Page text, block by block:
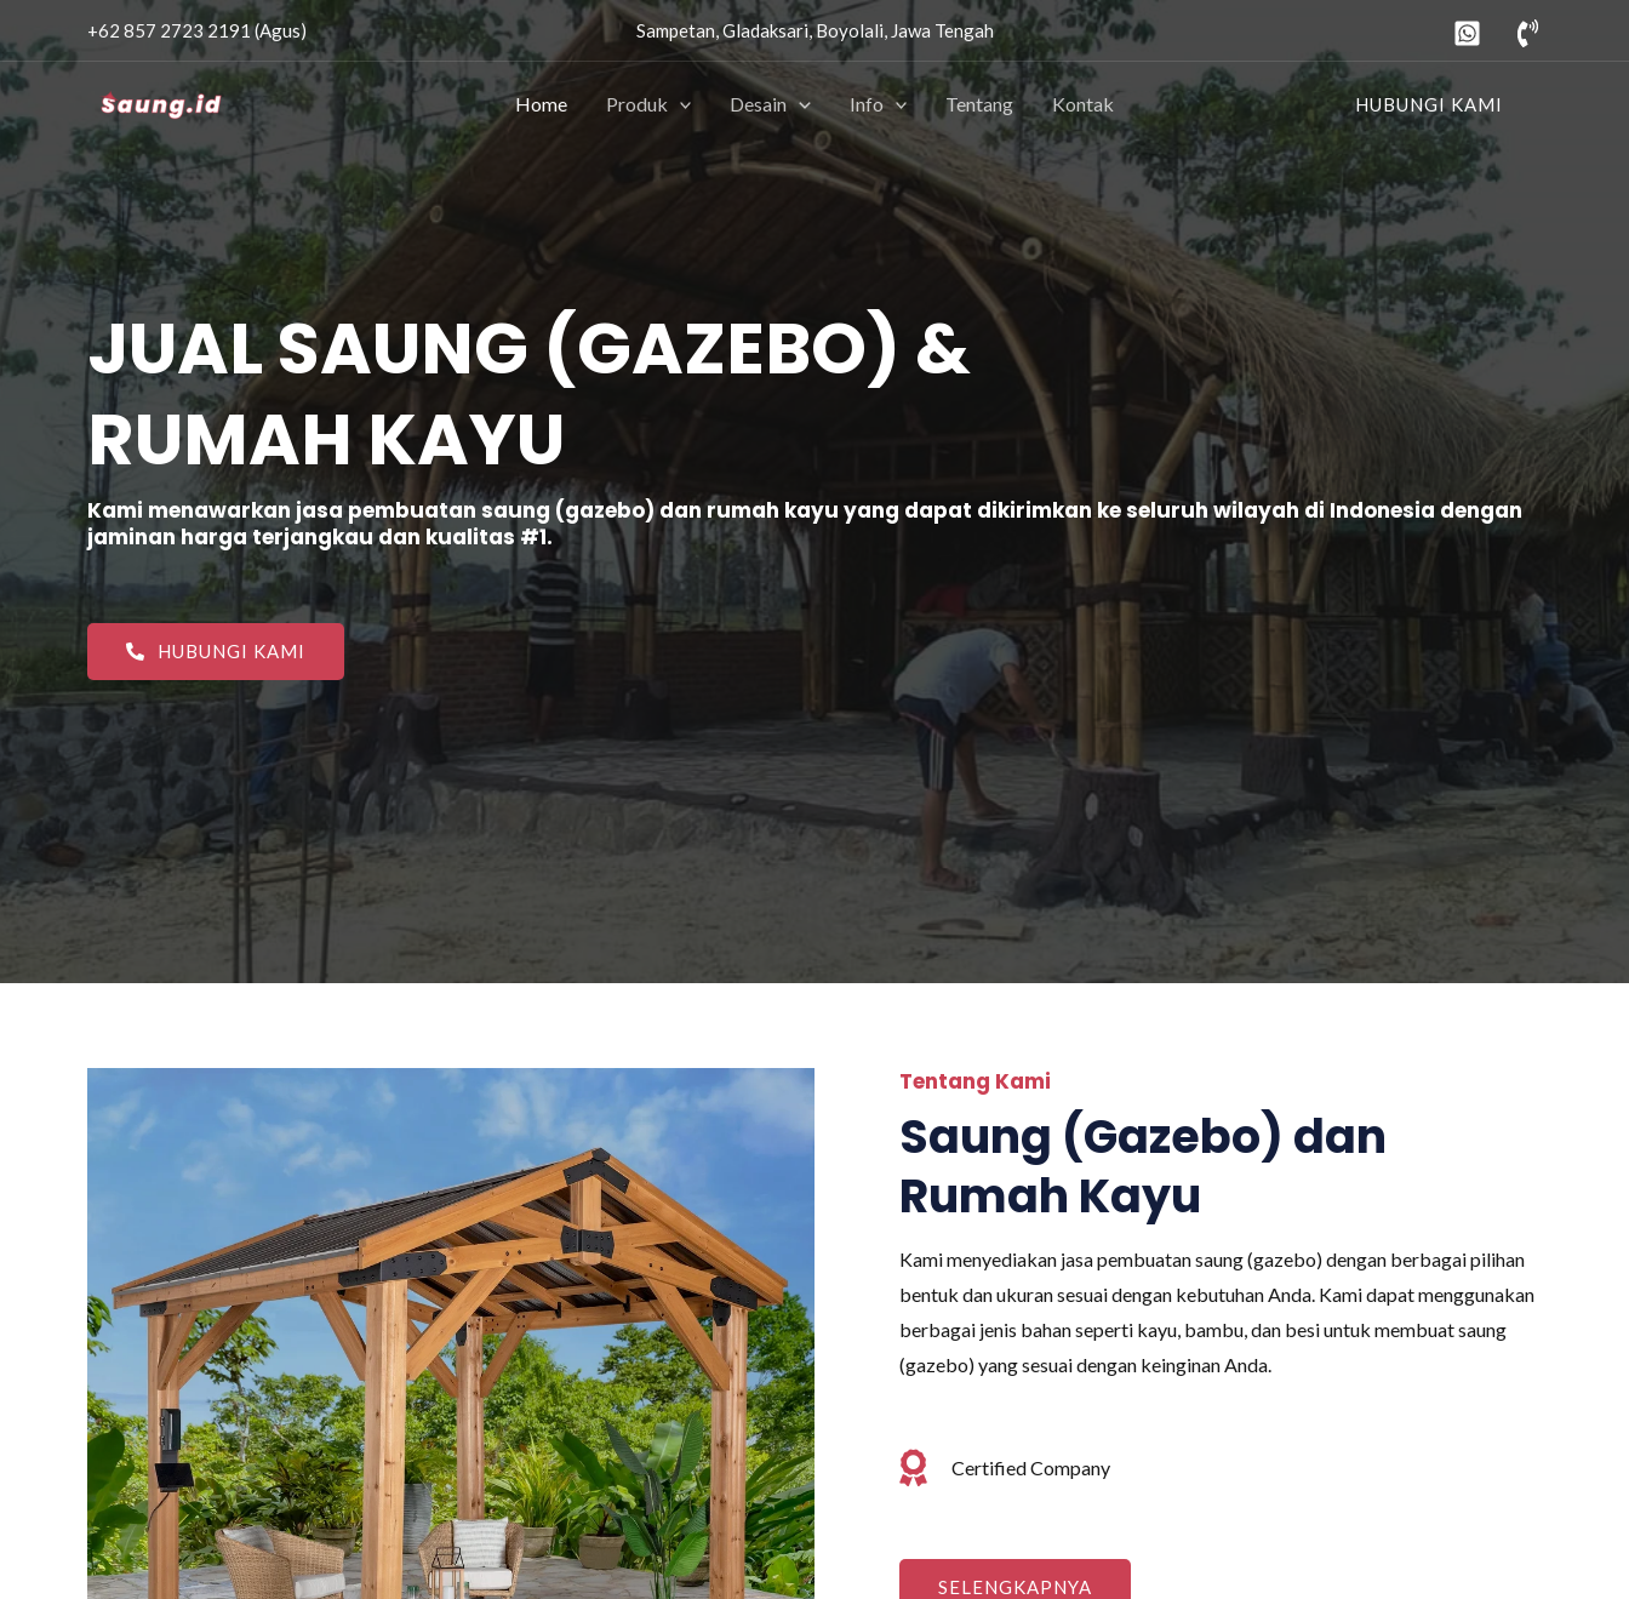
+62 857 2723 2191 (Agus) Sampetan, Gladaksari, Boyolali, Jawa Tengah
Home Produk Desain Info Tentang Kontak HUBUNGI KAMI
JUAL SAUNG (GAZEBO) &
RUMAH KAYU
Kami menawarkan jasa pembuatan saung (gazebo) dan rumah kayu yang dapat dikirimkan ke seluruh wilayah di Indonesia dengan
jaminan harga terjangkau dan kualitas #1.
HUBUNGI KAMI
Tentang Kami
Saung (Gazebo) dan
Rumah Kayu
Kami menyediakan jasa pembuatan saung (gazebo) dengan berbagai pilihan
bentuk dan ukuran sesuai dengan kebutuhan Anda. Kami dapat menggunakan
berbagai jenis bahan seperti kayu, bambu, dan besi untuk membuat saung
(gazebo) yang sesuai dengan keinginan Anda.
Certified Company
SELENGKAPNYA